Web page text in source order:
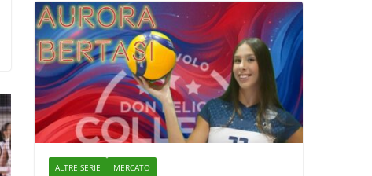
ALTRE SERIE MERCATO